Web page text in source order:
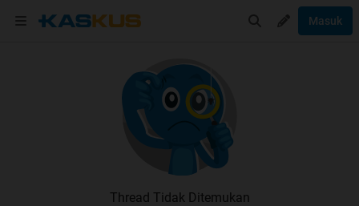
Masuk
Thread Tidak Ditemukan